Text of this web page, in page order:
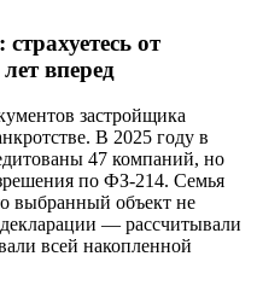
от
вперед
застройщика
В 2025 году в
47 компаний, но
по ФЗ-214. Семья
выбранный объект не
— рассчитывали
всей накопленной